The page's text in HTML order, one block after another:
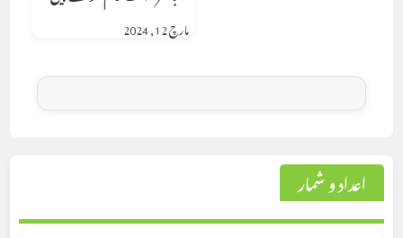
مارچ 12, 2024
اعداد و شمار